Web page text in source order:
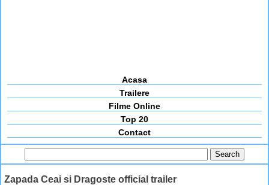
Acasa
Trailere
Filme Online
Top 20
Contact
Zapada Ceai si Dragoste official trailer